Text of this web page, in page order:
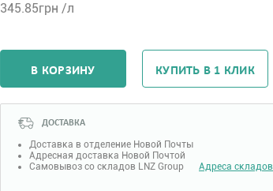
345.85грн /л
В КОРЗИНУ КУПИТЬ В 1 КЛИК
ДОСТАВКА
Доставка в отделение Новой Почты
Адресная доставка Новой Почтой
Самовывоз со складов LNZ Group
Адреса складов